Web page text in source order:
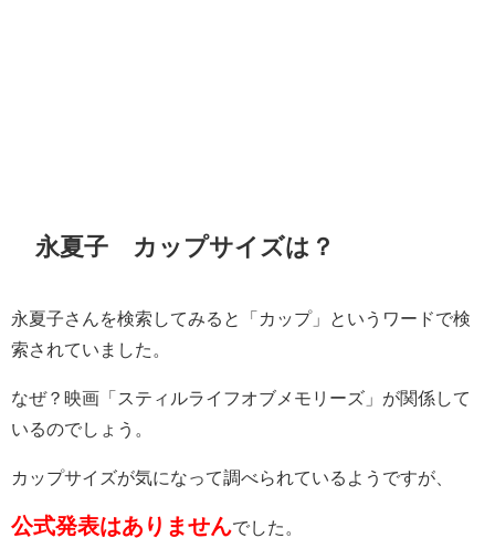
永夏子 カップサイズは？
永夏子さんを検索してみると「カップ」というワードで検
索されていました。
なぜ？映画「スティルライフオブメモリーズ」が関係して
いるのでしょう。
カップサイズが気になって調べられているようですが、
公式発表はありませんでした。